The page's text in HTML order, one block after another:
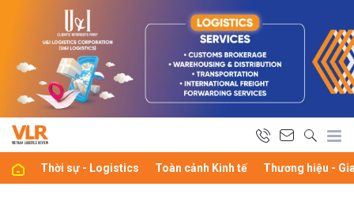
Thời sự - Logistics Toàn cảnh Kinh tế Thương hiệu -